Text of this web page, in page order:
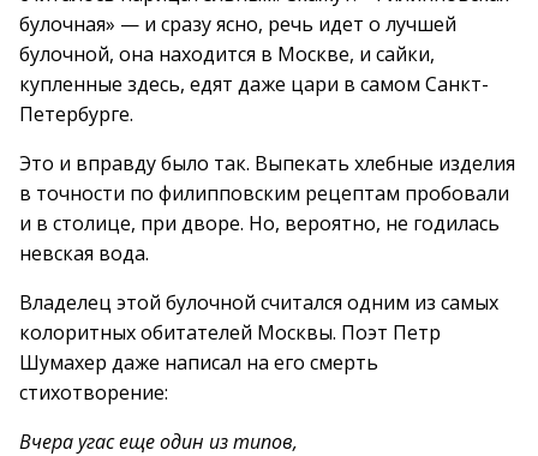
булочная» — и сразу ясно, речь идет о лучшей
булочной, она находится в Москве, и сайки,
купленные здесь, едят даже цари в самом Санкт-
Петербурге.
Это и вправду было так. Выпекать хлебные изделия
в точности по филипповским рецептам пробовали
и в столице, при дворе. Но, вероятно, не годилась
невская вода.
Владелец этой булочной считался одним из самых
колоритных обитателей Москвы. Поэт Петр
Шумахер даже написал на его смерть
стихотворение:
Вчера угас еще один из типов,